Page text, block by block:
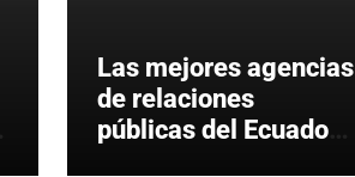
Las mejores agencias
de relaciones
públicas del Ecuador